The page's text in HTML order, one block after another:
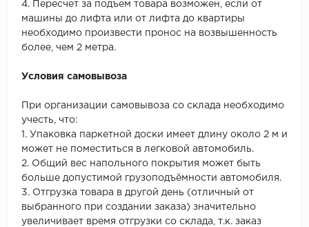
4. Пересчет за подъем товара возможен, если от
машины до лифта или от лифта до квартиры
необходимо произвести пронос на возвышенность
более, чем 2 метра.
Условия самовывоза
При организации самовывоза со склада необходимо
учесть, что:
1. Упаковка паркетной доски имеет длину около 2 м и
может не поместиться в легковой автомобиль.
2. Общий вес напольного покрытия может быть
больше допустимой грузоподъёмности автомобиля.
3. Отгрузка товара в другой день (отличный от
выбранного при создании заказа) значительно
увеличивает время отгрузки со склада, т.к. заказ